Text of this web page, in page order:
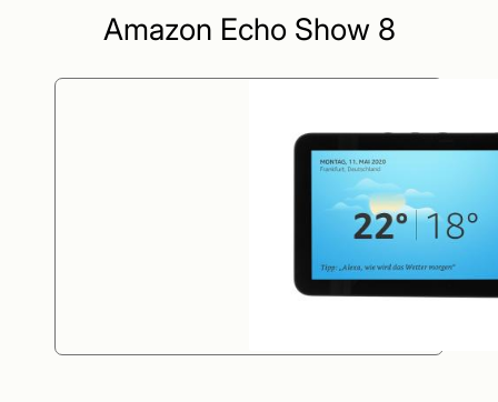
Amazon Echo Show 8